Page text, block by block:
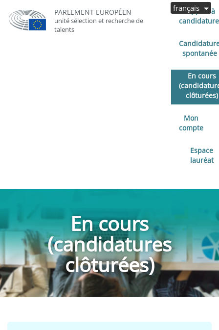
PARLEMENT EUROPÉEN
unité sélection et recherche de
talents
Appels à
spontanée
En cours
clôturées)
Mon
compte
Espace
lauréat
français
En cours
(candidatures
clôturées)